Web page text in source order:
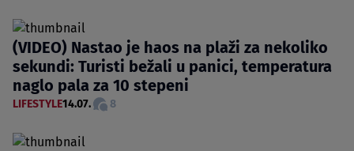
(VIDEO) Nastao je haos na plaži za nekoliko
sekundi: Turisti bežali u panici, temperatura
naglo pala za 10 stepeni
LIFESTYLE14.07. 8